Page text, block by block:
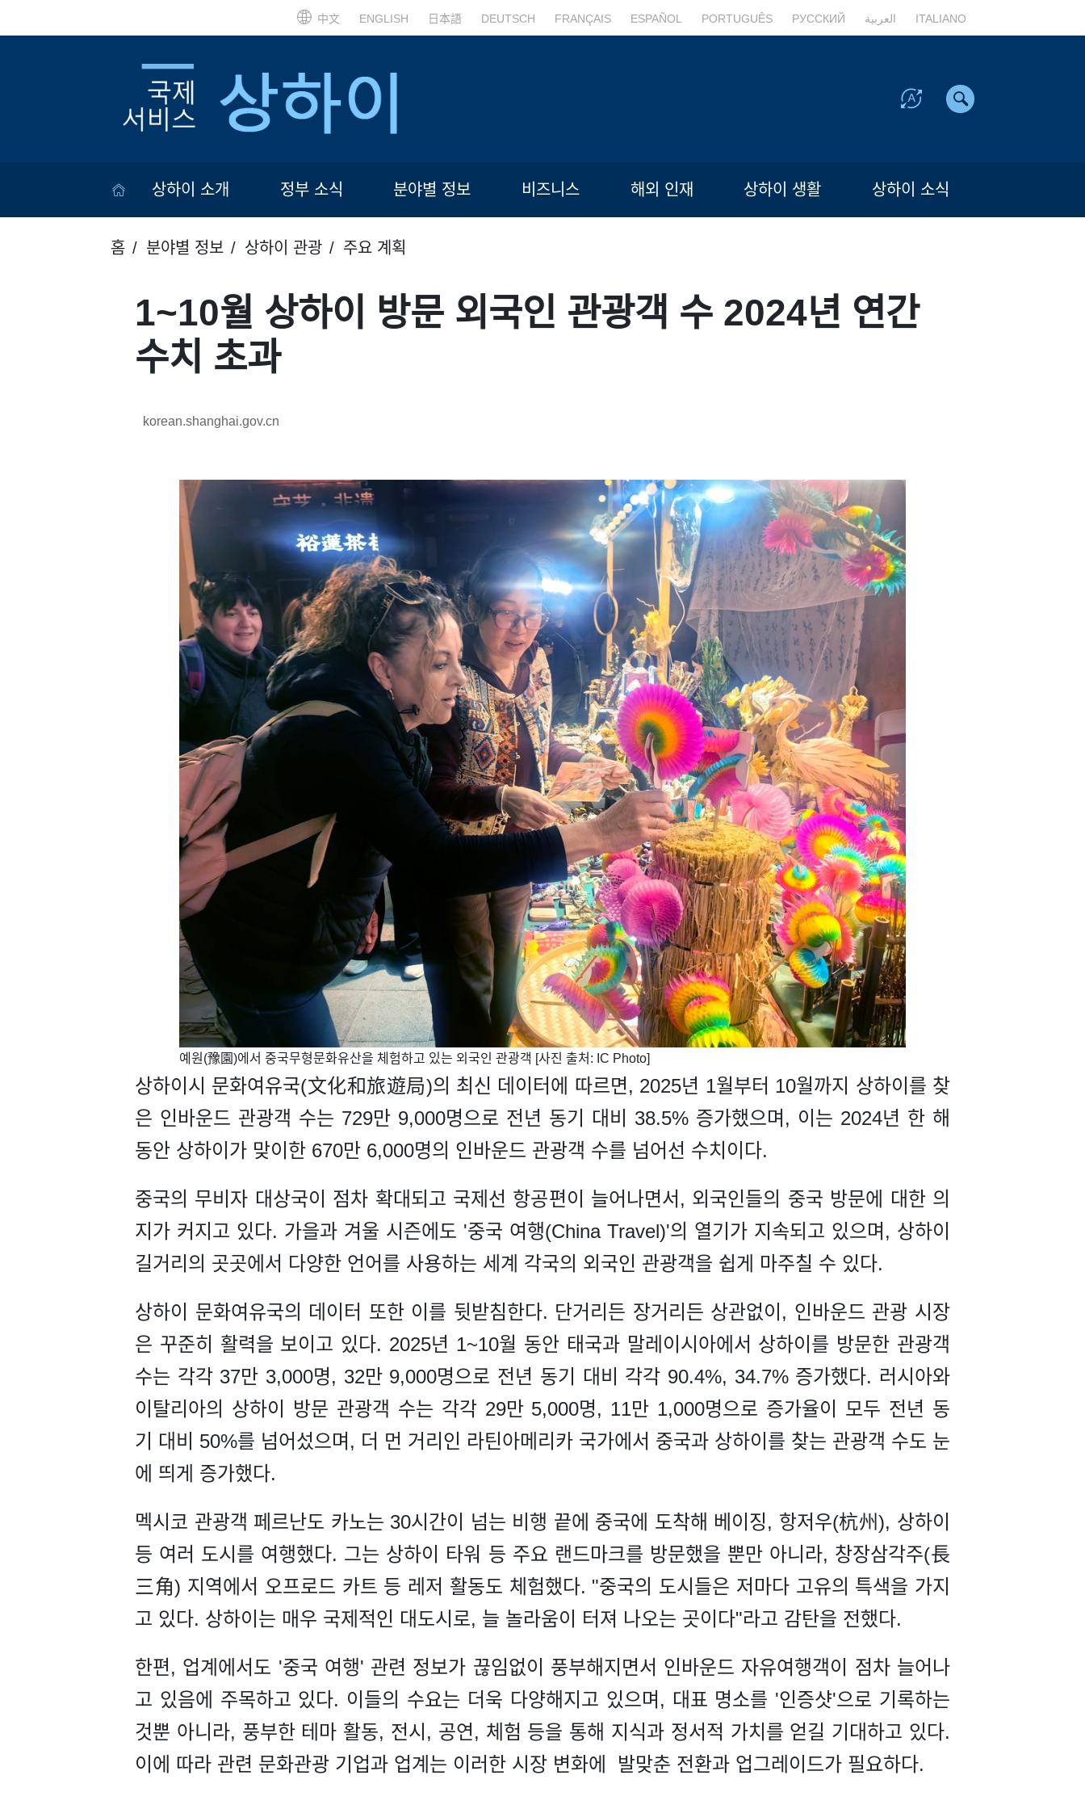
中文 ENGLISH 日本語 DEUTSCH FRANÇAIS ESPAÑOL PORTUGUÊS РУССКИЙ العربية ITALIANO
상하이 소개 정부 소식 분야별 정보 비즈니스 해외 인재 상하이 생활 상하이 소식
홈 분야별 정보 상하이 관광 주요 계획
1~10월 상하이 방문 외국인 관광객 수 2024년 연간
수치 초과
korean.shanghai.gov.cn
​​예원(豫園)에서 중국무형문화유산을 체험하고 있는 외국인 관광객 [사진 출처: IC Photo]
상하이시 문화여유국(文化和旅遊局)의 최신 데이터에 따르면, 2025년 1월부터 10월까지 상하이를 찾
은 인바운드 관광객 수는 729만 9,000명으로 전년 동기 대비 38.5% 증가했으며, 이는 2024년 한 해
동안 상하이가 맞이한 670만 6,000명의 인바운드 관광객 수를 넘어선 수치이다.
중국의 무비자 대상국이 점차 확대되고 국제선 항공편이 늘어나면서, 외국인들의 중국 방문에 대한 의
지가 커지고 있다. 가을과 겨울 시즌에도 '중국 여행(China Travel)'의 열기가 지속되고 있으며, 상하이
길거리의 곳곳에서 다양한 언어를 사용하는 세계 각국의 외국인 관광객을 쉽게 마주칠 수 있다.
상하이 문화여유국의 데이터 또한 이를 뒷받침한다. 단거리든 장거리든 상관없이, 인바운드 관광 시장
은 꾸준히 활력을 보이고 있다. 2025년 1~10월 동안 태국과 말레이시아에서 상하이를 방문한 관광객
수는 각각 37만 3,000명, 32만 9,000명으로 전년 동기 대비 각각 90.4%, 34.7% 증가했다. 러시아와
이탈리아의 상하이 방문 관광객 수는 각각 29만 5,000명, 11만 1,000명으로 증가율이 모두 전년 동
기 대비 50%를 넘어섰으며, 더 먼 거리인 라틴아메리카 국가에서 중국과 상하이를 찾는 관광객 수도 눈
에 띄게 증가했다.
멕시코 관광객 페르난도 카노는 30시간이 넘는 비행 끝에 중국에 도착해 베이징, 항저우(杭州), 상하이
등 여러 도시를 여행했다. 그는 상하이 타워 등 주요 랜드마크를 방문했을 뿐만 아니라, 창장삼각주(長
三角) 지역에서 오프로드 카트 등 레저 활동도 체험했다. "중국의 도시들은 저마다 고유의 특색을 가지
고 있다. 상하이는 매우 국제적인 대도시로, 늘 놀라움이 터져 나오는 곳이다"라고 감탄을 전했다.
한편, 업계에서도 '중국 여행' 관련 정보가 끊임없이 풍부해지면서 인바운드 자유여행객이 점차 늘어나
고 있음에 주목하고 있다. 이들의 수요는 더욱 다양해지고 있으며, 대표 명소를 '인증샷'으로 기록하는
것뿐 아니라, 풍부한 테마 활동, 전시, 공연, 체험 등을 통해 지식과 정서적 가치를 얻길 기대하고 있다.
이에 따라 관련 문화관광 기업과 업계는 이러한 시장 변화에 발맞춘 전환과 업그레이드가 필요하다.